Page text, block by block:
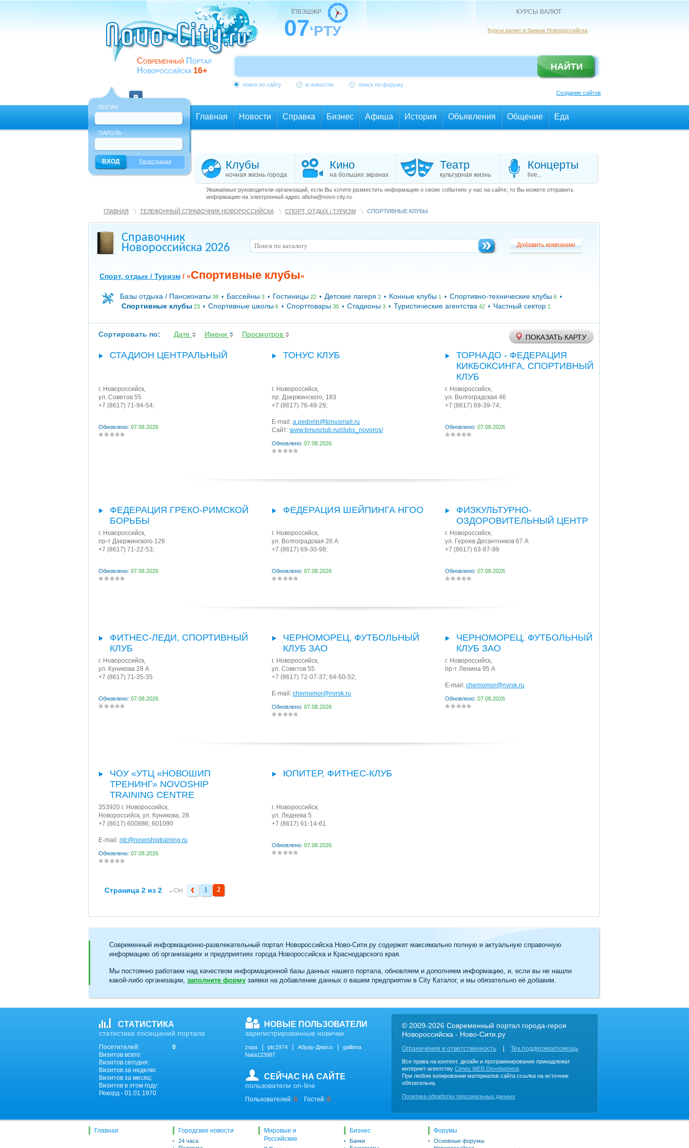
Современный Портал
Новороссийска 16+
ЇПВЭШЖР
07‘РТУ
КУРСЫ ВАЛЮТ
Курсы валют в банках Новороссийска
поиск по сайту в новостях
поиск по форуму
Создание сайтов
ЛОГИН
ПАРОЛЬ
Регистрация
Главная Новости Справка Бизнес Афиша История Объявления Общение Еда
Клубы
ночная жизнь города
Кино
на больших экранах
Театр
культурная жизнь
Концерты
live...
Уважаемые руководители организаций, если Вы хотите разместить информацию о своих событиях у нас на сайте, то Вы можете отправить
информацию на электронный адрес afisha@novo-city.ru
ГЛАВНАЯ ТЕЛЕФОННЫЙ СПРАВОЧНИК НОВОРОССИЙСКА СПОРТ, ОТДЫХ / ТУРИЗМ СПОРТИВНЫЕ КЛУБЫ
Справочник
Новороссийска 2026
Добавить компанию
Добавить компанию
Спорт, отдых / Туризм / «Спортивные клубы»
Базы отдыха / Пансионаты 38 • Бассейны 3 • Гостиницы 22 • Детские лагеря 2 • Конные клубы 1 • Спортивно-технические клубы 6 •
Спортивные клубы 23 • Спортивные школы 6 • Спорттовары 30 • Стадионы 3 • Туристические агентства 42 • Частный сектор 1
Сортировать по: Дате Имени Просмотров ПОКАЗАТЬ КАРТУ
СТАДИОН ЦЕНТРАЛЬНЫЙ
г. Новороссийск,
ул. Советов 55
+7 (8617) 71-94-54;
Обновлено: 07.08.2026
ТОНУС КЛУБ
г. Новороссийск,
пр. Дзержинского, 183
+7 (8617) 76-49-29;
E-mail: a.pedorin@tonusmail.ru
Сайт: www.tonusclub.ru/clubs_novoros/
Обновлено: 07.08.2026
ТОРНАДО - ФЕДЕРАЦИЯ
КИКБОКСИНГА, СПОРТИВНЫЙ
КЛУБ
г. Новороссийск,
ул. Волгоградская 46
+7 (8617) 69-39-74;
Обновлено: 07.08.2026
ФЕДЕРАЦИЯ ГРЕКО-РИМСКОЙ
БОРЬБЫ
г. Новороссийск,
пр-т Дзержинского 126
+7 (8617) 71-22-53;
Обновлено: 07.08.2026
ФЕДЕРАЦИЯ ШЕЙПИНГА НГОО
г. Новороссийск,
ул. Волгоградская 26 А
+7 (8617) 69-30-98;
Обновлено: 07.08.2026
ФИЗКУЛЬТУРНО-
ОЗДОРОВИТЕЛЬНЫЙ ЦЕНТР
г. Новороссийск,
ул. Героев Десантников 67 А
+7 (8617) 63-87-99
Обновлено: 07.08.2026
ФИТНЕС-ЛЕДИ, СПОРТИВНЫЙ
КЛУБ
г. Новороссийск,
ул. Куникова 28 А
+7 (8617) 71-35-35
Обновлено: 07.08.2026
ЧЕРНОМОРЕЦ, ФУТБОЛЬНЫЙ
КЛУБ ЗАО
г. Новороссийск,
ул. Советов 55
+7 (8617) 72-07-37; 64-50-52;
E-mail: chernomor@nvrsk.ru
Обновлено: 07.08.2026
ЧЕРНОМОРЕЦ, ФУТБОЛЬНЫЙ
КЛУБ ЗАО
г. Новороссийск,
пр-т Ленина 95 А
E-mail: chernomor@nvrsk.ru
Обновлено: 07.08.2026
ЧОУ «УТЦ «НОВОШИП
ТРЕНИНГ» NOVOSHIP
TRAINING CENTRE
353920 г. Новороссийск,
Новороссийск, ул. Куникова, 28
+7 (8617) 600886; 601090
E-mail: ntc@novoshiptraining.ru
Обновлено: 07.08.2026
ЮПИТЕР, ФИТНЕС-КЛУБ
г. Новороссийск,
ул. Леднева 5
+7 (8617) 61-14-61
Обновлено: 07.08.2026
Страница 2 из 2 ←Ctrl 1
1 2
Современный информационно-развлекательный портал Новороссийска Ново-Сити.ру содержит максимально полную и актуальную справочную
информацию об организациях и предприятиях города Новороссийска и Краснодарского края.
Мы постоянно работаем над качеством информационной базы данных нашего портала, обновляем и дополняем информацию, и, если вы не нашли
какой-либо организации, заполните форму заявки на добавление данных о вашем предприятии в City Каталог, и мы обязательно её добавим.
© 2009-2026 Современный портал города-героя
Новороссийска - Ново-Сити.ру
Ограничения и ответственность Тех.поддержка/помощь
Все права на контент, дизайн и программирование принадлежат
интернет-агентству Cimes WEB Development
При любом копировании материалов сайта ссылка на источник
обязательна.
Политика обработки персональных данных
СТАТИСТИКА
статистика посещений портала
Посетителей:
0
Визитов всего:
Визитов сегодня:
Визитов за неделю:
Визитов за месяц:
Визитов в этом году:
Рекорд - 01.01.1970
НОВЫЕ ПОЛЬЗОВАТЕЛИ
зарегистрированные новички
zopa ptc1974 Абрау-Дюрсо
gallinna
Nata123987
СЕЙЧАС НА САЙТЕ
пользователи on-line
Пользователей: 0 Гостей: 0
Главная Городские новости
24 часа
Мировые и
Российские
Бизнес
Банки
Форумы
Основные форумы